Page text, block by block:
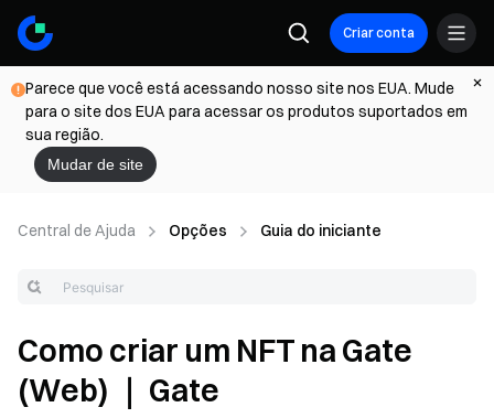
Criar conta
Parece que você está acessando nosso site nos EUA. Mude
para o site dos EUA para acessar os produtos suportados em
sua região.
Mudar de site
Central de Ajuda Opções Guia do iniciante
Como criar um NFT na Gate
(Web) ｜ Gate